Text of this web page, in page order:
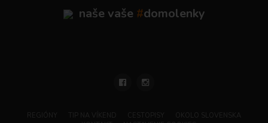
naše vaše #domolenky